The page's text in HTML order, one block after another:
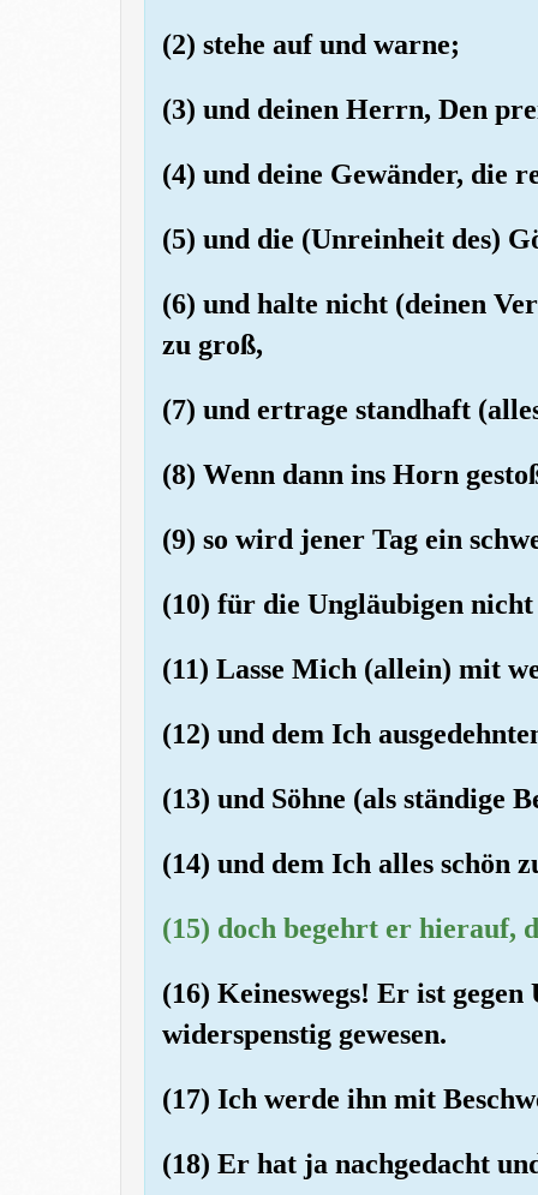
(2) stehe auf und warne;
(3) und deinen Herrn, Den
(4) und deine Gewänder, die
(5) und die (Unreinheit des)
(6) und halte nicht (deinen
zu groß,
(7) und ertrage standhaft
(8) Wenn dann ins Horn
(9) so wird jener Tag ein
(10) für die Ungläubigen
(11) Lasse Mich (allein) mit
(12) und dem Ich
(13) und Söhne (als ständige
(14) und dem Ich alles schön
(15) doch begehrt er hierauf,
(16) Keineswegs! Er ist
widerspenstig gewesen.
(17) Ich werde ihn mit
(18) Er hat ja nachgedacht